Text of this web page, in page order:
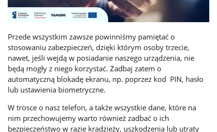
Przede wszystkim zawsze powinniśmy pamiętać o
stosowaniu zabezpieczeń, dzięki którym osoby trzecie,
nawet, jeśli wejdą w posiadanie naszego urządzenia, nie
będą mogły z niego korzystać. Zadbaj zatem o
automatyczną blokadę ekranu, np. poprzez kod PIN, hasło
lub ustawienia biometryczne.
W trosce o nasz telefon, a także wszystkie dane, które na
nim przechowujemy warto również zadbać o ich
bezpieczeństwo w razie kradzieży, uszkodzenia lub utraty